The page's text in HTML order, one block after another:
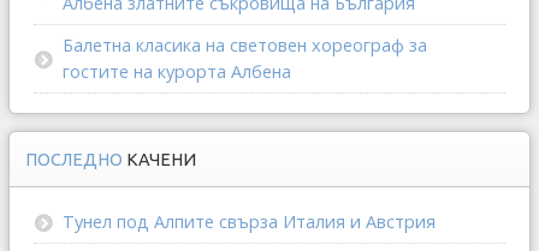
Балетна класика на световен хореограф за
гостите на курорта Албена
ПОСЛЕДНО КАЧЕНИ
Тунел под Алпите свърза Италия и Австрия